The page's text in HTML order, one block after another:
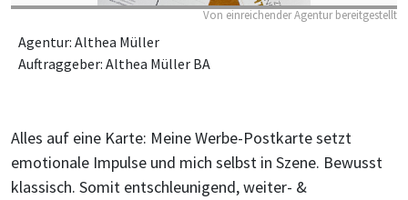
Von einreichender Agentur bereitgestellt
Agentur: Althea Müller
Auftraggeber: Althea Müller BA
Alles auf eine Karte: Meine Werbe-Postkarte setzt
emotionale Impulse und mich selbst in Szene. Bewusst
klassisch. Somit entschleunigend, weiter- &